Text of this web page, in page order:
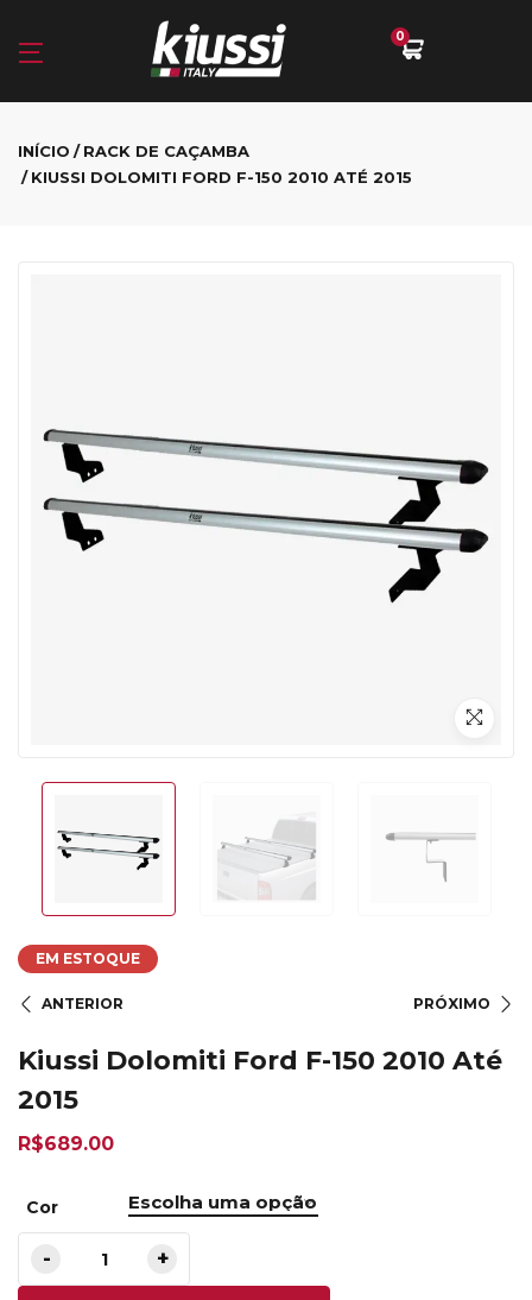
0
INÍCIO
RACK DE CAÇAMBA
KIUSSI DOLOMITI FORD F-150 2010 ATÉ 2015
EM ESTOQUE
ANTERIOR PRÓXIMO
Kiussi Dolomiti Ford F-150 2010 Até
2015
R$689.00
Cor